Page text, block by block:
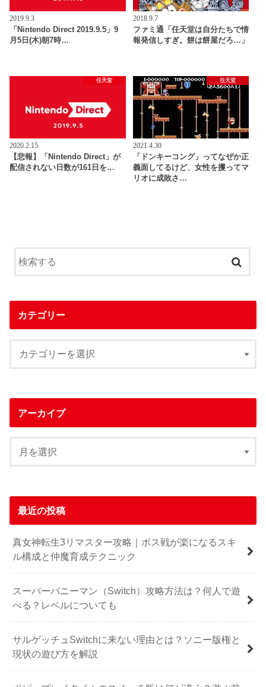
2019.9.3
「Nintendo Direct 2019.9.5」9
月5日(木)朝7時…
2018.9.7
ファミ通「任天堂は自分たちで情
報発信しすぎ。餅は餅屋だろ…」
任天堂
2020.2.15
【悲報】「Nintendo Direct」が
配信されない日数が161日を…
任天堂
2021.4.30
「ドンキーコング」ってなぜか正
義面してるけど、女性を攫ってマ
リオに成敗さ…
カテゴリー
アーカイブ
最近の投稿
真女神転生3リマスター攻略｜ボス戦が楽になるスキ
ル構成と仲魔育成テクニック
スーパーバニーマン（Switch）攻略方法は？何人で遊
べる？レベルについても
サルゲッチュSwitchに来ない理由とは？ソニー版権と
現状の遊び方を解説